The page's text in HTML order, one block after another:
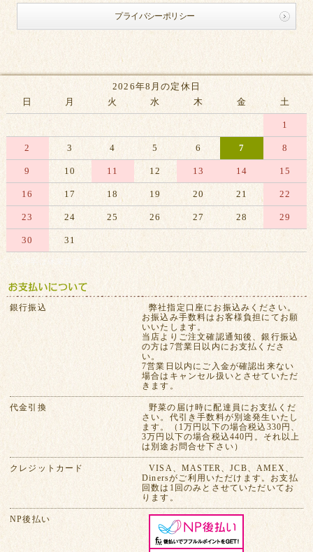
プライバシーポリシー
2026年8月の定休日
日
月 火 水 木 金 土
1
2 3 4 5 6 7 8
9 10 11 12 13 14 15
16 17 18 19 20 21 22
23 24 25 26 27 28 29
30 31
※赤字は休業日です
銀行振込
弊社指定口座にお振込みください。
お振込み手数料はお客様負担にてお願
いいたします。
当店よりご注文確認通知後、銀行振込
の方は7営業日以内にお支払くださ
い。
7営業日以内にご入金が確認出来ない
場合はキャンセル扱いとさせていただ
きます。
代金引換
野菜の届け時に配達員にお支払くだ
さい。代引き手数料が別途発生いたし
ます。（1万円以下の場合税込330円、
3万円以下の場合税込440円。それ以上
は別途お問合せ下さい）
クレジットカード
VISA、MASTER、JCB、AMEX、
Dinersがご利用いただけます。お支払
回数は1回のみとさせていただいてお
ります。
NP後払い